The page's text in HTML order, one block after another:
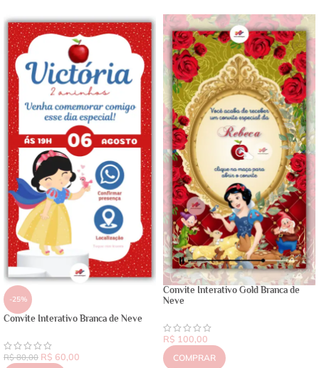
-25%
Convite Interativo Branca de Neve
R$80,00 R$ 60,00
Convite Interativo Gold Branca de
Neve
R$ 100,00
COMPRAR